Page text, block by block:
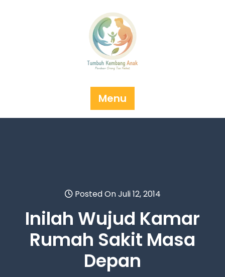
Menu
Posted On Juli 12, 2014
Inilah Wujud Kamar
Rumah Sakit Masa
Depan